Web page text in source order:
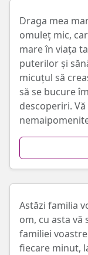
Draga mea
omuleț mic,
mare în viața
puterilor și
micuțul să
să se bucure
descoperiri.
Astăzi familia
om, cu asta vă
familiei
fiecare minut,